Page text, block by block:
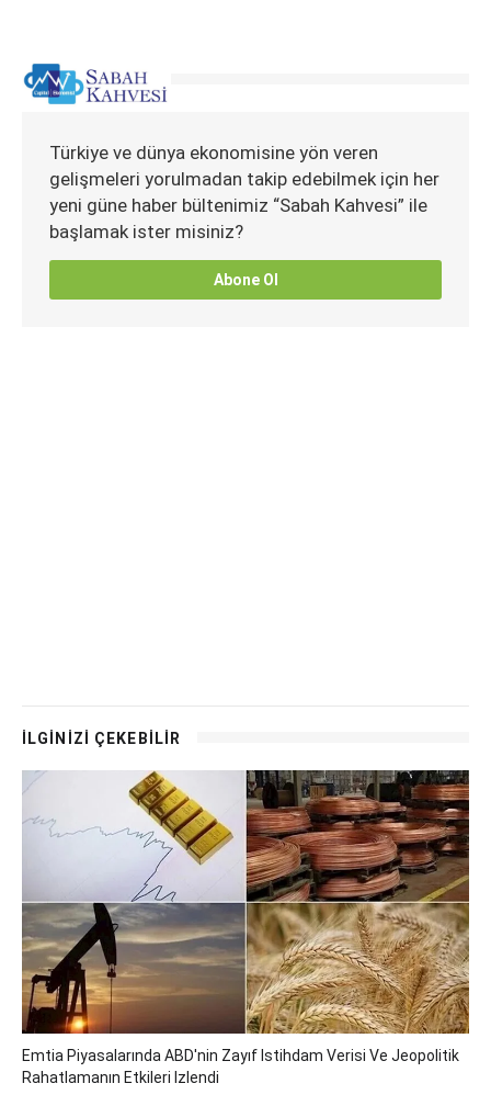
Türkiye ve dünya ekonomisine yön veren
gelişmeleri yorulmadan takip edebilmek için her
yeni güne haber bültenimiz “Sabah Kahvesi” ile
başlamak ister misiniz?
Abone Ol
İLGİNİZİ ÇEKEBİLİR
Emtia Piyasalarında ABD'nin Zayıf Istihdam Verisi Ve Jeopolitik
Rahatlamanın Etkileri Izlendi